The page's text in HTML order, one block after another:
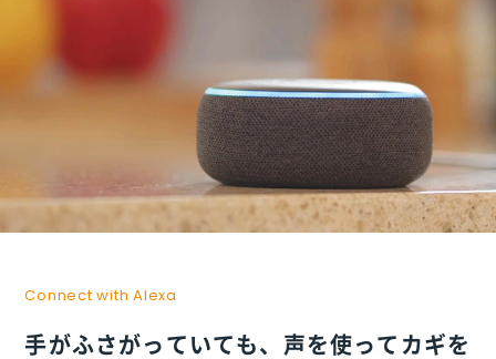
Connect with Alexa
手がふさがっていても、 声を使ってカギを